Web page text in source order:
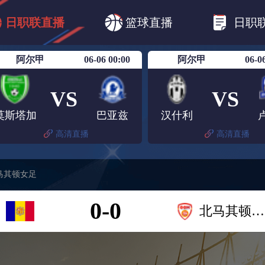
日职联直播 篮球直播 日职
日职联 日职联FC东京
日职联广岛三箭
阿尔甲 06-06 00:00
斯塔加
VS
巴亚兹
高清直播
阿尔甲 06-
汉什利
VS
高清直播
其顿女足
0-0 北马其顿女足